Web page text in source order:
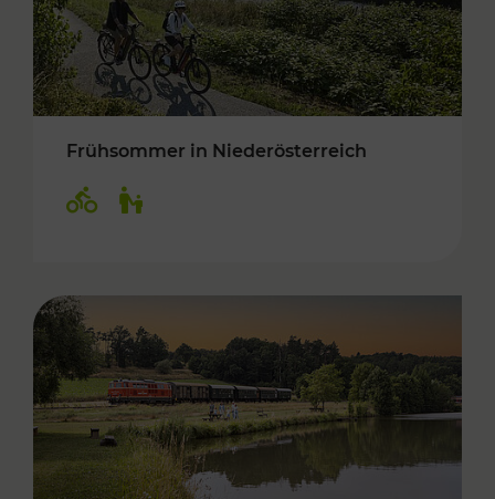
Frühsommer in Niederösterreich